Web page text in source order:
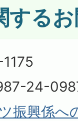
する
24-
振興係へ